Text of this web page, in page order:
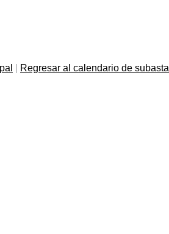
Regresar al calendario de